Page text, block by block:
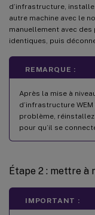
d’infrastructure,
autre machine avec le
manuellement avec
identiques, puis
REMARQUE :
Après la mise à
d’infrastructure
problème,
pour qu’il se
Étape 2 : mettre à
IMPORTANT :